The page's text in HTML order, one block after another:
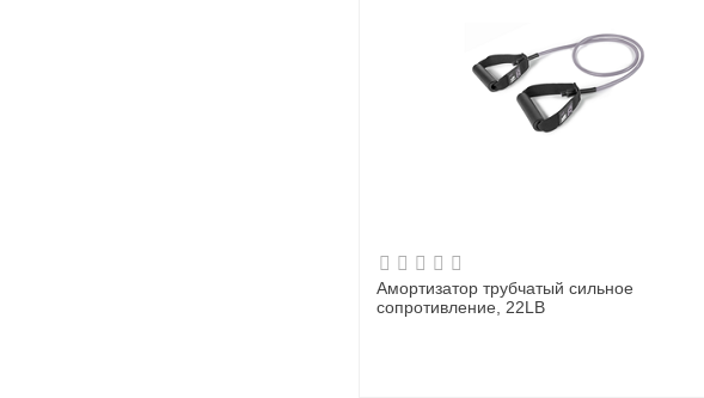
Амортизатор трубчатый сильное
сопротивление, 22LB